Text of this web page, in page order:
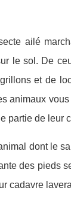
ailé
le sol. De
et de
animaux
partie de leur
dont le
des pieds
cadavre